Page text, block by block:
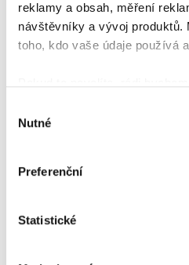
reklamy a obsah, měření
návštěvníky a vývoj produktů.
toho, kdo vaše údaje používá
poloze, které mohou být
skenování pro konkrétní
Zjistěte více o tom, jak
Svůj souhlas můžete kdykoliv
souhlasu
Nutné
Preferenční
Statistické
5 PETR HERBRYCH 02.
Reklama Koupit reklamu